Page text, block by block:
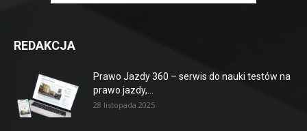
REDAKCJA
Prawo Jazdy 360 – serwis do nauki testów na
prawo jazdy,...
28 listopada 2025